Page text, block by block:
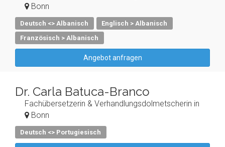
Bonn
Deutsch <> Albanisch
Englisch > Albanisch
Französisch > Albanisch
Angebot anfragen
Dr. Carla Batuca-Branco
Fachübersetzerin & Verhandlungsdolmetscherin in
Bonn
Deutsch <> Portugiesisch